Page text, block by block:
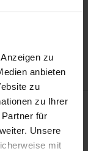
zu
anbieten
zu
zu Ihrer
für
Unsere
mit
der Bildung